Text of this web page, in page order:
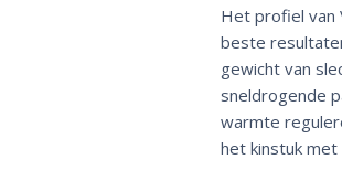
Het profiel van
beste
gewicht van
sneldrogende
warmte
het kinstuk